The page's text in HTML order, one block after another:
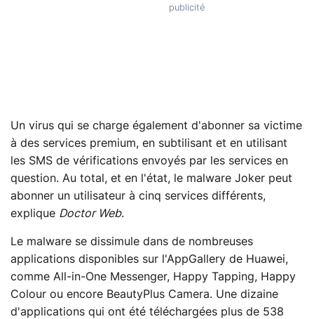
Un virus qui se charge également d'abonner sa victime
à des services premium, en subtilisant et en utilisant
les SMS de vérifications envoyés par les services en
question. Au total, et en l'état, le malware Joker peut
abonner un utilisateur à cinq services différents,
explique Doctor Web.
Le malware se dissimule dans de nombreuses
applications disponibles sur l'AppGallery de Huawei,
comme All-in-One Messenger, Happy Tapping, Happy
Colour ou encore BeautyPlus Camera. Une dizaine
d'applications qui ont été téléchargées plus de 538